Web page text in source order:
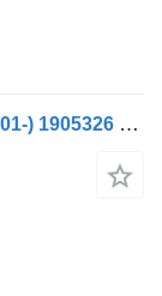
Flexible de climatisation Behr CF85 (01.01-) 1905326 1925727 pour tracteur routier DAF LF45, LF55, LF180, CF65, CF75, CF85 (2001-)